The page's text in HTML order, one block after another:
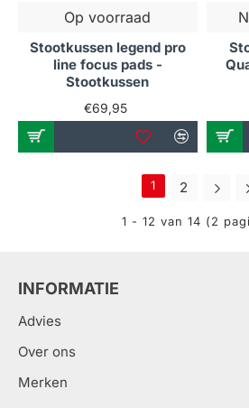
Op voorraad
Stootkussen legend pro
line focus pads -
Stootkussen
€69,95
1 2
1 - 12 van 14 (2
INFORMATIE
Advies
Over ons
Merken